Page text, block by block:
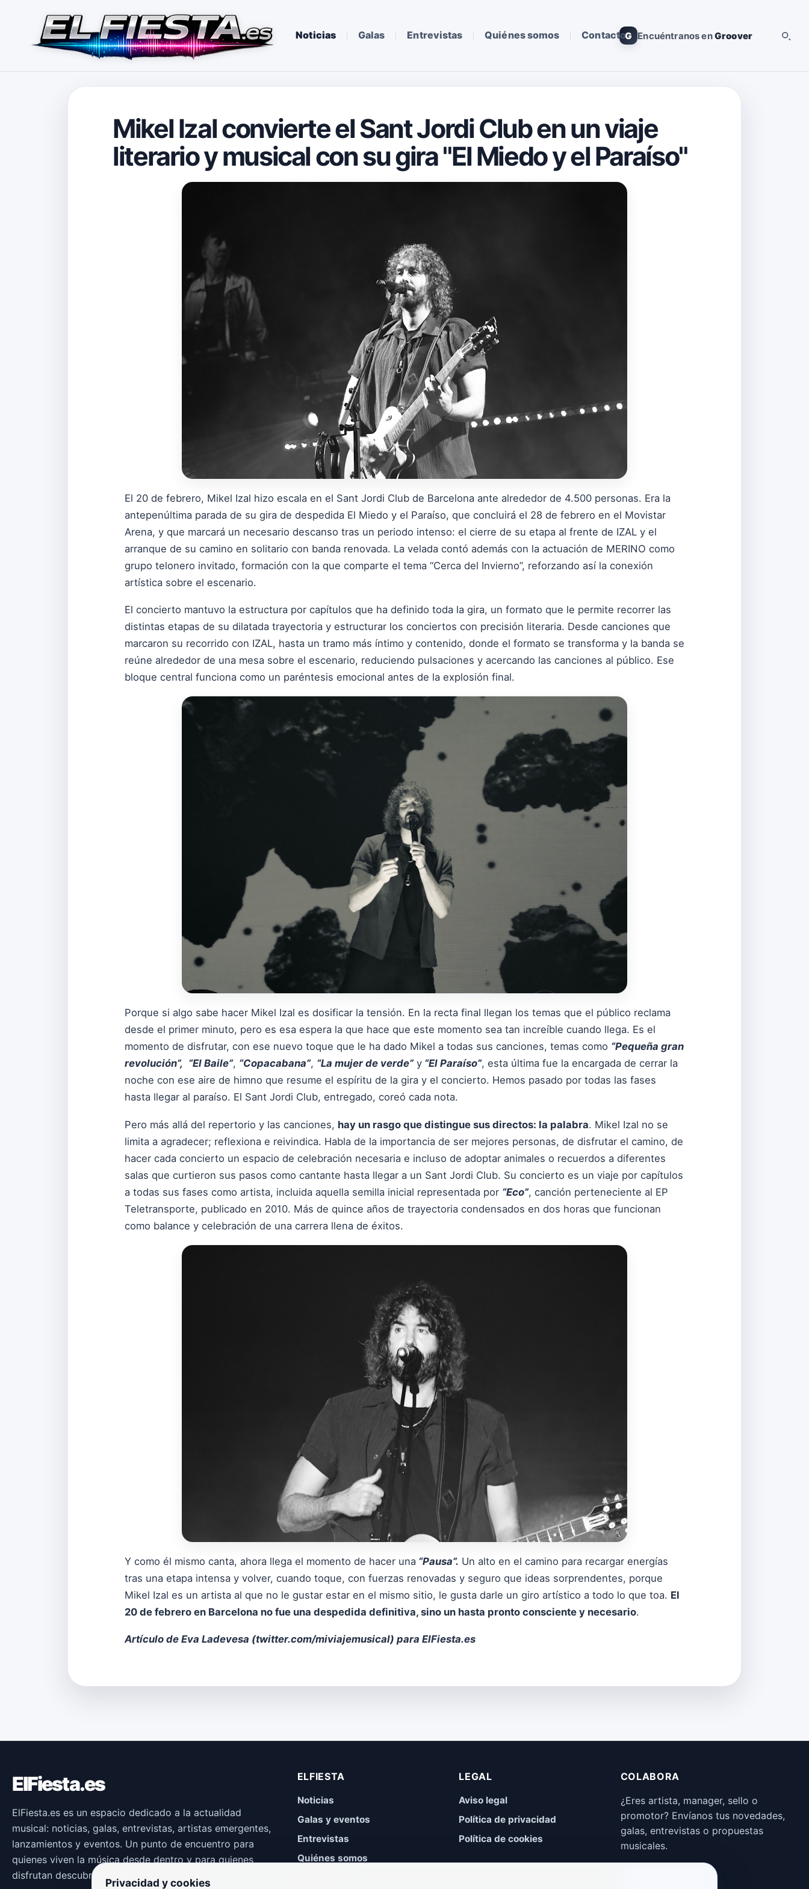
Noticias Galas Entrevistas Quiénes somos ContactoG Encuéntranos enGroover
Mikel Izal convierte el Sant Jordi Club en un viaje
literario y musical con su gira "El Miedo y el Paraíso"
El 20 de febrero, Mikel Izal hizo escala en el Sant Jordi Club de Barcelona ante alrededor de 4.500 personas. Era la
antepenúltima parada de su gira de despedida El Miedo y el Paraíso, que concluirá el 28 de febrero en el Movistar
Arena, y que marcará un necesario descanso tras un periodo intenso: el cierre de su etapa al frente de IZAL y el
arranque de su camino en solitario con banda renovada. La velada contó además con la actuación de MERINO como
grupo telonero invitado, formación con la que comparte el tema “Cerca del Invierno”, reforzando así la conexión
artística sobre el escenario.
El concierto mantuvo la estructura por capítulos que ha definido toda la gira, un formato que le permite recorrer las
distintas etapas de su dilatada trayectoria y estructurar los conciertos con precisión literaria. Desde canciones que
marcaron su recorrido con IZAL, hasta un tramo más íntimo y contenido, donde el formato se transforma y la banda se
reúne alrededor de una mesa sobre el escenario, reduciendo pulsaciones y acercando las canciones al público. Ese
bloque central funciona como un paréntesis emocional antes de la explosión final.
Porque si algo sabe hacer Mikel Izal es dosificar la tensión. En la recta final llegan los temas que el público reclama
desde el primer minuto, pero es esa espera la que hace que este momento sea tan increíble cuando llega. Es el
momento de disfrutar, con ese nuevo toque que le ha dado Mikel a todas sus canciones, temas como “Pequeña gran
revolución”, “El Baile”, “Copacabana”, “La mujer de verde”y “El Paraíso”, esta última fue la encargada de cerrar la
noche con ese aire de himno que resume el espíritu de la gira y el concierto. Hemos pasado por todas las fases
hasta llegar al paraíso. El Sant Jordi Club, entregado, coreó cada nota.
Pero más allá del repertorio y las canciones, hay un rasgo que distingue sus directos: la palabra. Mikel Izal no se
limita a agradecer; reflexiona e reivindica. Habla de la importancia de ser mejores personas, de disfrutar el camino, de
hacer cada concierto un espacio de celebración necesaria e incluso de adoptar animales o recuerdos a diferentes
salas que curtieron sus pasos como cantante hasta llegar a un Sant Jordi Club. Su concierto es un viaje por capítulos
a todas sus fases como artista, incluida aquella semilla inicial representada por “Eco”, canción perteneciente al EP
Teletransporte, publicado en 2010. Más de quince años de trayectoria condensados en dos horas que funcionan
como balance y celebración de una carrera llena de éxitos.
Y como él mismo canta, ahora llega el momento de hacer una “Pausa”. Un alto en el camino para recargar energías
tras una etapa intensa y volver, cuando toque, con fuerzas renovadas y seguro que ideas sorprendentes, porque
Mikel Izal es un artista al que no le gustar estar en el mismo sitio, le gusta darle un giro artístico a todo lo que toa. El
20 de febrero en Barcelona no fue una despedida definitiva, sino un hasta pronto consciente y necesario.
Artículo de Eva Ladevesa (twitter.com/miviajemusical) para ElFiesta.es
ElFiesta.es
ElFiesta.es es un espacio dedicado a la actualidad
musical: noticias, galas, entrevistas, artistas emergentes,
lanzamientos y eventos. Un punto de encuentro para
quienes viven la música desde dentro y para quienes
disfrutan descubriendo nuevas propuestas.
ELFIESTA
Noticias
Galas y eventos
Entrevistas
Quiénes somos
LEGAL
Aviso legal
Política de privacidad
Política de cookies
COLABORA
¿Eres artista, manager, sello o
promotor? Envíanos tus novedades,
galas, entrevistas o propuestas
musicales.
Privacidad y cookies